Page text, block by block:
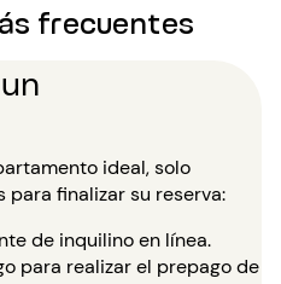
frecuentes
ideal, solo
para finalizar su reserva:
de inquilino en línea.
para realizar el prepago de